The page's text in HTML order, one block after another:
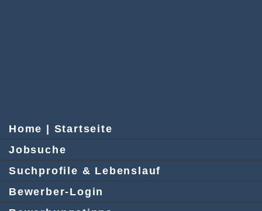
Home | Startseite
Jobsuche
Suchprofile & Lebenslauf
Bewerber-Login